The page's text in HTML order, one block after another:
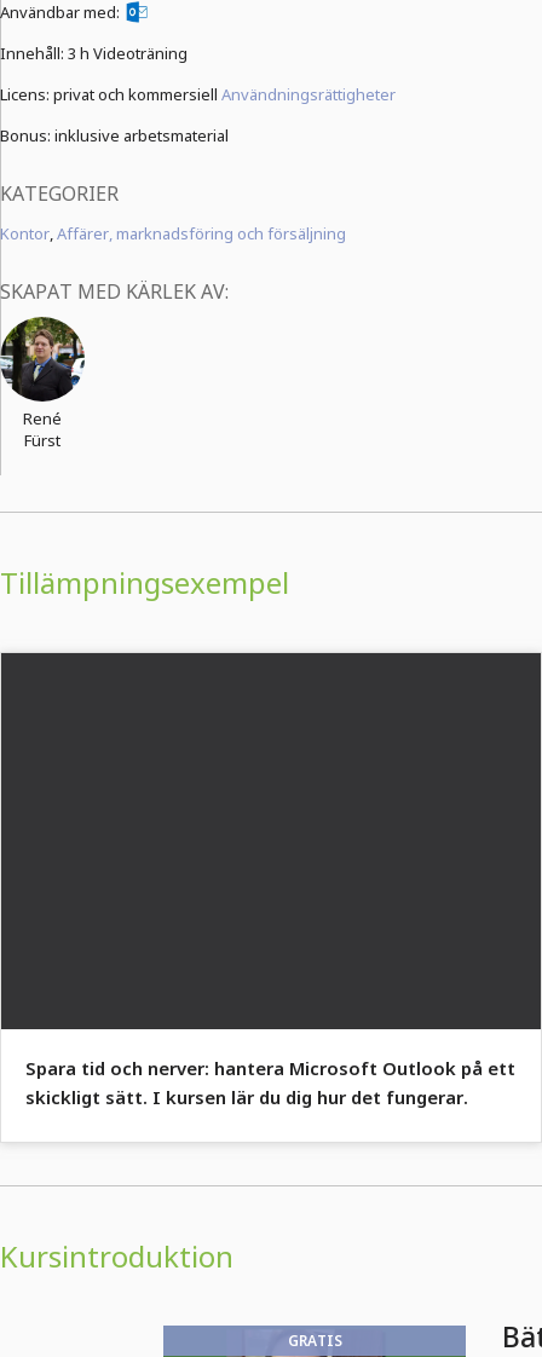
Användbar med:
Innehåll: 3 h Videoträning
Licens: privat och kommersiell Användningsrättigheter
Bonus: inklusive arbetsmaterial
KATEGORIER
Kontor,Affärer, marknadsföring och försäljning
SKAPAT MED KÄRLEK AV:
René
Fürst
Tillämpningsexempel
Spara tid och nerver: hantera Microsoft Outlook på ett
skickligt sätt. I kursen lär du dig hur det fungerar.
Kursintroduktion
GRATIS